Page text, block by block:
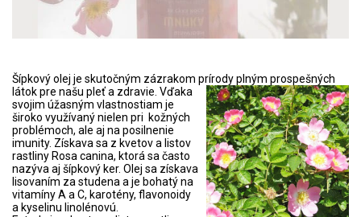
Šípkový olej je skutočným zázrakom prírody plným prospešných
látok pre našu pleť a zdravie. Vďaka
svojim úžasným vlastnostiam je
široko využívaný nielen pri kožných
problémoch, ale aj na posilnenie
imunity. Získava sa z kvetov a listov
rastliny Rosa canina, ktorá sa často
nazýva aj šípkový ker. Olej sa získava
lisovaním za studena a je bohatý na
vitamíny A a C, karotény, flavonoidy
a kyselinu linolénovú.